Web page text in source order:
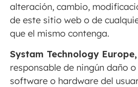
alteración, cambio,
de este sitio web o de
que el mismo contenga.
Systam Technology Europe,
responsable de ningún daño
software o hardware del